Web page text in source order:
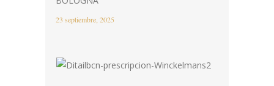
23 septiembre, 2025